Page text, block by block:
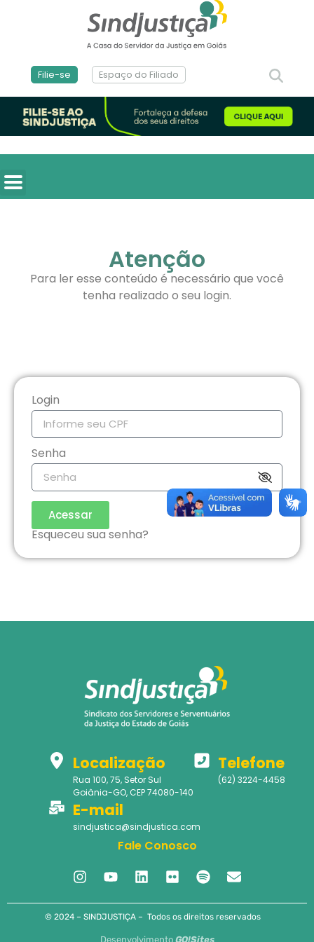
Filie-se Espaço do Filiado
Atenção
Para ler esse conteúdo é necessário que você
tenha realizado o seu login.
Login
Senha
Acessar
Esqueceu sua senha?
Localização
Rua 100, 75, Setor Sul
Goiânia-GO, CEP 74080-140
Telefone
(62) 3224-4458
E-mail
sindjustica@sindjustica.com
Fale Conosco
© 2024 – SINDJUSTIÇA – Todos os direitos reservados
Desenvolvimento GO!Sites